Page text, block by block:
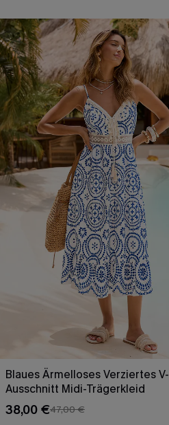
Blaues Ärmelloses Verziertes V-
Ausschnitt Midi-Trägerkleid
38,00 €47,00 €